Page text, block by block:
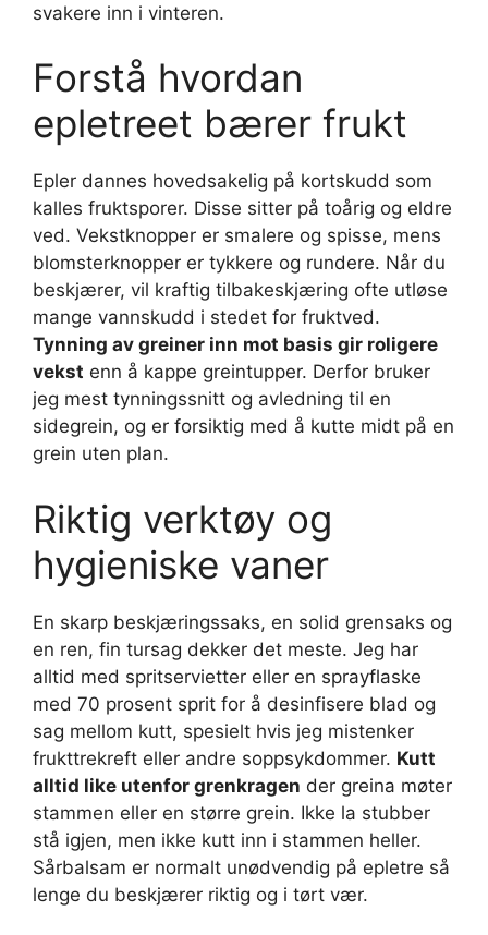
svakere inn i vinteren.
Forstå hvordan
epletreet bærer frukt
Epler dannes hovedsakelig på kortskudd som
kalles fruktsporer. Disse sitter på toårig og eldre
ved. Vekstknopper er smalere og spisse, mens
blomsterknopper er tykkere og rundere. Når du
beskjærer, vil kraftig tilbakeskjæring ofte utløse
mange vannskudd i stedet for fruktved.
Tynning av greiner inn mot basis gir roligere
vekst enn å kappe greintupper. Derfor bruker
jeg mest tynningssnitt og avledning til en
sidegrein, og er forsiktig med å kutte midt på en
grein uten plan.
Riktig verktøy og
hygieniske vaner
En skarp beskjæringssaks, en solid grensaks og
en ren, fin tursag dekker det meste. Jeg har
alltid med spritservietter eller en sprayflaske
med 70 prosent sprit for å desinfisere blad og
sag mellom kutt, spesielt hvis jeg mistenker
frukttrekreft eller andre soppsykdommer. Kutt
alltid like utenfor grenkragen der greina møter
stammen eller en større grein. Ikke la stubber
stå igjen, men ikke kutt inn i stammen heller.
Sårbalsam er normalt unødvendig på epletre så
lenge du beskjærer riktig og i tørt vær.